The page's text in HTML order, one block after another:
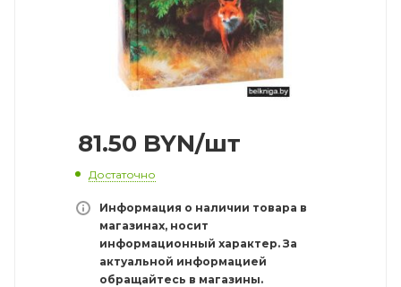
81.50 BYN/шт
Достаточно
Информация о наличии товара в
магазинах, носит
информационный характер. За
актуальной информацией
обращайтесь в магазины.